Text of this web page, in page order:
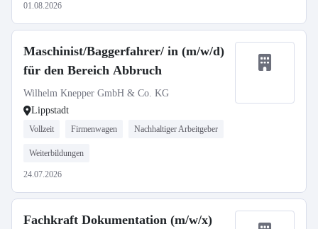
01.08.2026
Maschinist/Baggerfahrer/ in (m/w/d)
für den Bereich Abbruch
Wilhelm Knepper GmbH & Co. KG
Lippstadt
Vollzeit Firmenwagen Nachhaltiger Arbeitgeber
Weiterbildungen
24.07.2026
Fachkraft Dokumentation (m/w/x)